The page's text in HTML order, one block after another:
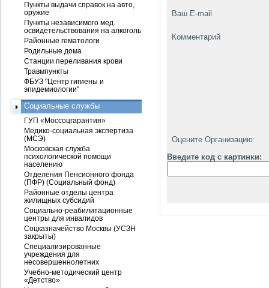
Ваш E-mail
Комментарий
Оцените Организацию:
Введите код с картинки:
Пункты выдачи справок на авто,
оружие
Пункты независимого мед.
освидетельствования на алкоголь
Районные гематологи
Родильные дома
Станции переливания крови
Травмпункты
ФБУЗ "Центр гигиены и
эпидемиологии"
Социальные службы
ГУП «Моссоцгарантия»
Медико-социальная экспертиза
(МСЭ)
Московская служба
психологической помощи
населению
Отделения Пенсионного фонда
(ПФР) (Социальный фонд)
Районные отделы центра
жилищных субсидий
Социально-реабилитационные
центры для инвалидов
Соцказначейство Москвы (УСЗН
закрыты)
Специализированные
учреждения для
несовершеннолетних
Учебно-методический центр
«Детство»